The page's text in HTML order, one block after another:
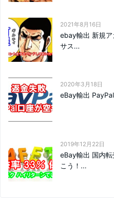
2021年8月16日
ebay輸出 新規ア
サス...
2020年3月18日
eBay輸出
2019年12月22日
eBay輸出 国内
こう！...